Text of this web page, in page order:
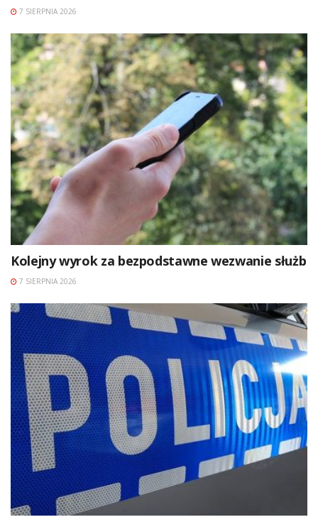
7 SIERPNIA 2026
Kolejny wyrok za bezpodstawne wezwanie służb
7 SIERPNIA 2026